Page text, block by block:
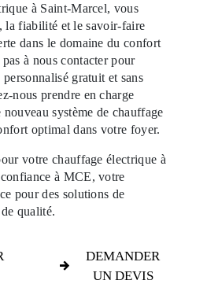
à Saint-Marcel, vous
la fiabilité et le savoir-faire
dans le domaine du confort
à nous contacter pour
gratuit et sans
nous prendre en charge
système de chauffage
optimal dans votre foyer.
votre chauffage électrique à
à MCE, votre
pour des solutions de
qualité.
DEMANDER
UN DEVIS